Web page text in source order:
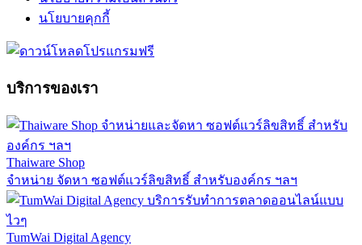
นโยบายคุกกี้
บริการของเรา
Thaiware Shop
จำหน่าย จัดหา ซอฟต์แวร์ลิขสิทธิ์ สำหรับองค์กร ฯลฯ
TumWai Digital Agency